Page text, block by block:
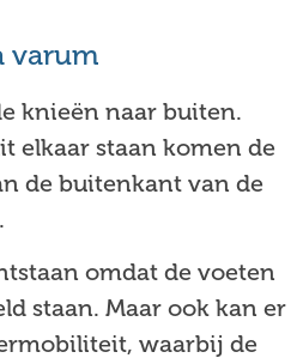
varum
knieën naar buiten.
elkaar staan komen de
de buitenkant van de
omdat de voeten
staan. Maar ook kan er
waarbij de